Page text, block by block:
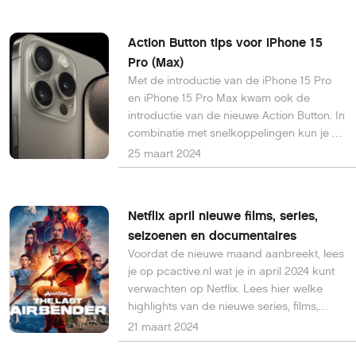
Action Button tips voor iPhone 15
Pro (Max)
Met de introductie van de iPhone 15 Pro
en iPhone 15 Pro Max kwam ook de
introductie van de nieuwe Action Button. In
combinatie met snelkoppelingen kun je de
actieknop veranderen, waardoor je snel
toegang krijgt tot belangrijke appfuncties
25 maart 2024
Netflix april nieuwe films, series,
seizoenen en documentaires
Voordat de nieuwe maand aanbreekt, lees
je op pcactive.nl wat je in april 2024 kunt
verwachten op Netflix. Lees hier welke
highlights van de nieuwe series, films,
seizoenen en documentaires je kunt zien
op Netflix in april 2024 en hier wat nog te
21 maart 2024